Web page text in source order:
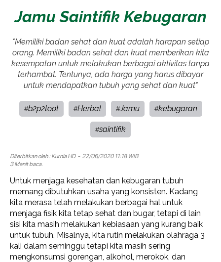
Jamu Saintifik Kebugaran
"Memiliki badan sehat dan kuat adalah harapan setiap
orang. Memiliki badan sehat dan kuat memberikan kita
kesempatan untuk melakukan berbagai aktivitas tanpa
terhambat. Tentunya, ada harga yang harus dibayar
untuk mendapatkan tubuh yang sehat dan kuat"
#b2p2toot #Herbal #Jamu #kebugaran
#saintifik
Diterbitkan oleh : Kurnia HD- 22/06/2020 11:18 WIB
3 Menit baca.
Untuk menjaga kesehatan dan kebugaran tubuh
memang dibutuhkan usaha yang konsisten. Kadang
kita merasa telah melakukan berbagai hal untuk
menjaga fisik kita tetap sehat dan bugar, tetapi di lain
sisi kita masih melakukan kebiasaan yang kurang baik
untuk tubuh. Misalnya, kita rutin melakukan olahraga 3
kali dalam seminggu tetapi kita masih sering
mengkonsumsi gorengan, alkohol, merokok, dan